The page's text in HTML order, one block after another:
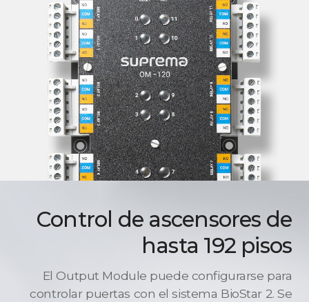
Control de ascensores de
hasta 192 pisos
El Output Module puede configurarse para
controlar puertas con el sistema BioStar 2. Se